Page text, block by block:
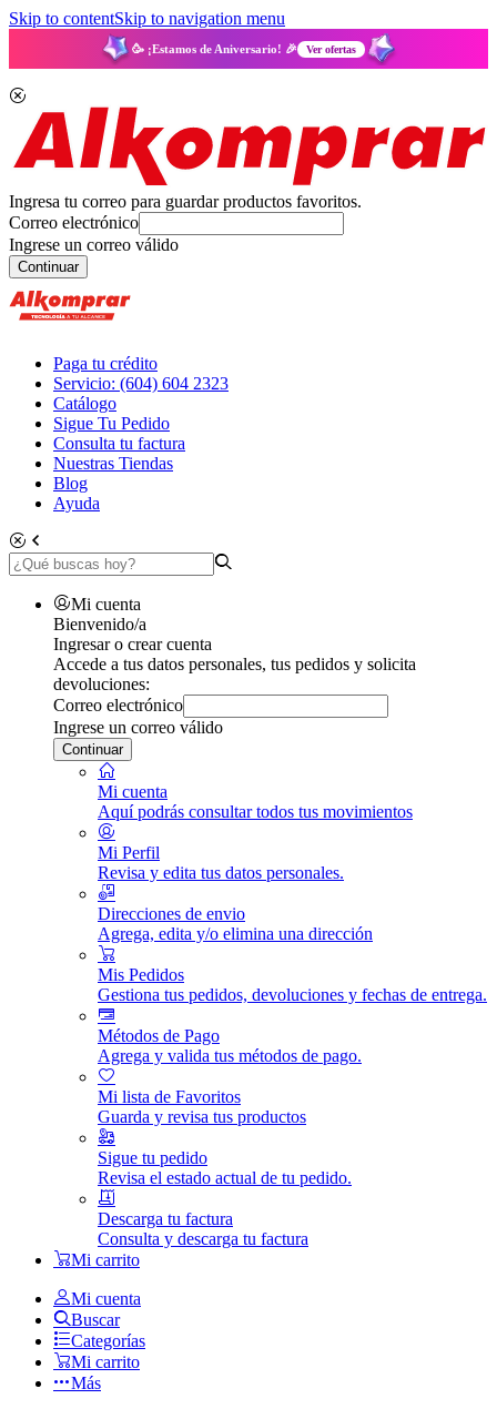
Skip to contentSkip to navigation menu
🥳 ¡Estamos de Aniversario! 🎉 Ver ofertas
Ingresa tu correo para guardar productos favoritos.
Correo electrónico
Ingrese un correo válido
Continuar
Paga tu crédito
Servicio: (604) 604 2323
Catálogo
Sigue Tu Pedido
Consulta tu factura
Nuestras Tiendas
Blog
Ayuda
Mi cuenta
Bienvenido/a
Ingresar o crear cuenta
Accede a tus datos personales, tus pedidos y solicita
devoluciones:
Correo electrónico
Ingrese un correo válido
Continuar
Mi cuenta
Aquí podrás consultar todos tus movimientos
Mi Perfil
Revisa y edita tus datos personales.
Direcciones de envio
Agrega, edita y/o elimina una dirección
Mis Pedidos
Gestiona tus pedidos, devoluciones y fechas de entrega.
Métodos de Pago
Agrega y valida tus métodos de pago.
Mi lista de Favoritos
Guarda y revisa tus productos
Sigue tu pedido
Revisa el estado actual de tu pedido.
Descarga tu factura
Consulta y descarga tu factura
Mi carrito
Mi cuenta
Buscar
Categorías
Mi carrito
Más